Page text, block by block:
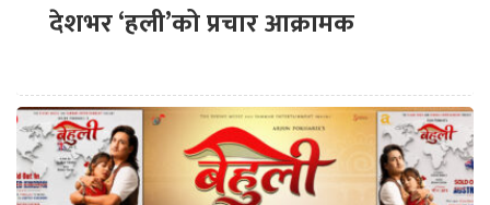
देशभर ‘हली’को प्रचार आक्रामक